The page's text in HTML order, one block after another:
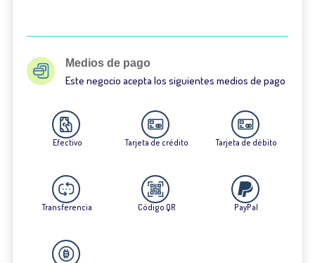
Medios de pago
Este negocio acepta los siguientes medios de pago
Efectivo Tarjeta de crédito Tarjeta de débito
Transferencia Código QR PayPal